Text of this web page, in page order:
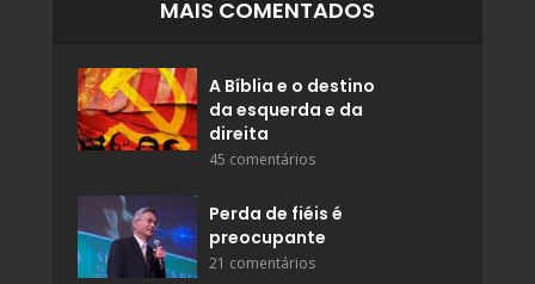
MAIS COMENTADOS
A Bíblia e o destino
da esquerda e da
direita
45 comentários
Perda de fiéis é
preocupante
21 comentários